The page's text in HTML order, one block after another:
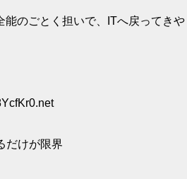
能のごとく担いで、ITへ戻ってきや
だけが限界